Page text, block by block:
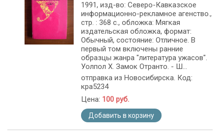
1991, изд-во: Северо-Кавказское
информационно-рекламное агенство.,
стр. : 368 с., обложка: Мягкая
издательская обложка, формат:
Обычный, состояние: Отличное. В
первый том включены ранние
образцы жанра "литература ужасов".
Уолпол Х. Замок Отранто. - Ш...
отправка из Новосибирска. Код:
кра5234
Цена: 100 руб.
Добавить в корзину